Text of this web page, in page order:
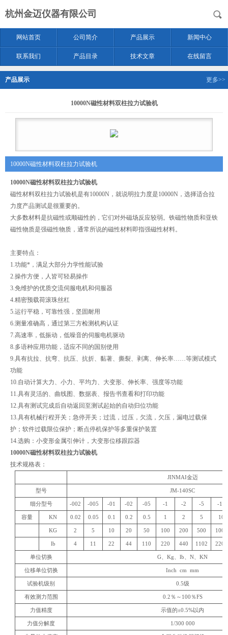
杭州金迈仪器有限公司
网站首页 公司简介 产品展示 新闻中心
联系我们 产品目录 技术文章 在线留言
产品展示 更多>>
10000N磁性材料双柱拉力试验机
10000N磁性材料双柱拉力试验机
10000N磁性材料双柱拉力试验机
磁性材料双柱拉力试验机是有10000N，就说明拉力度是10000N，选择适合拉
力度产品测试是很重要的。
大多数材料是抗磁性或顺磁性的，它们对外磁场反应较弱。铁磁性物质和亚铁
磁性物质是强磁性物质，通常所说的磁性材料即指强磁性材料。
主要特点：
1.功能*，满足大部分力学性能试验
2.操作方便，人皆可轻易操作
3.免维护的优质交流伺服电机和伺服器
4.精密预载荷滚珠丝杠
5.运行平稳，可靠性强，坚固耐用
6.测量准确高，通过第三方检测机构认证
7.高速率，低振动，低噪音的伺服电机驱动
8.多语种应用功能，适应不同的国别使用
9.具有抗拉、抗弯、抗压、抗折、黏著、撕裂、剥离、伸长率……等测试模式
功能
10.自动计算大力、小力、平均力、大变形、伸长率、强度等功能
11.具有灵活的、曲线图、数据表、报告书查看和打印功能
12.具有测试完成后自动返回至测试起始的自动归位功能
13.具有机械行程开关；急停开关；过流，过压，欠流，欠压，漏电过载保
护；软件过载限位保护；断点停机保护等多重保护装置
14.选购：小变形金属引伸计，大变形位移跟踪器
10000N磁性材料双柱拉力试验机
技术规格表： ​
JINMAI金迈
型号 JM-140SC
细分型号 -002 -005 -01 -02 -05 -1 -2 -5 -10
容量 KN 0.02 0.05 0.1 0.2 0.5 1 2 5 10
KG 2 5 10 20 50 100 200 500 1000
lb 4 11 22 44 110 220 440 1102 2204
单位切换 G、Kg、lb、N、KN
位移单位切换 Inch cm mm
试验机级别 0.5级
有效测力范围 0.2％～100％FS
力值精度 示值的±0.5%以内
力值分解度 1/300 000